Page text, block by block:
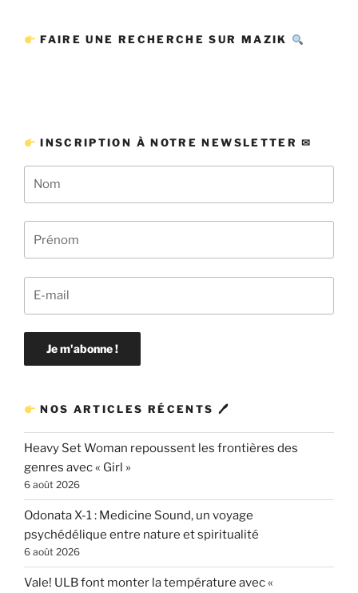
FAIRE UNE RECHERCHE SUR MAZIK
INSCRIPTION À NOTRE NEWSLETTER ✉
NOS ARTICLES RÉCENTS 🖊
Heavy Set Woman repoussent les frontières des
genres avec « Girl »
6 août 2026
Odonata X-1 : Medicine Sound, un voyage
psychédélique entre nature et spiritualité
6 août 2026
Vale! ULB font monter la température avec «